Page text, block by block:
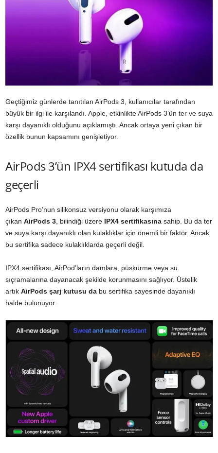
Geçtiğimiz günlerde tanıtılan AirPods 3, kullanıcılar tarafından
büyük bir ilgi ile karşılandı. Apple, etkinlikte AirPods 3’ün ter ve suya
karşı dayanıklı olduğunu açıklamıştı. Ancak ortaya yeni çıkan bir
özellik bunun kapsamını genişletiyor.
AirPods 3’ün IPX4 sertifikası kutuda da
geçerli
AirPods Pro’nun silikonsuz versiyonu olarak karşımıza
çıkan AirPods 3 , bilindiği üzere IPX4 sertifikasına sahip. Bu da ter
ve suya karşı dayanıklı olan kulaklıklar için önemli bir faktör. Ancak
bu sertifika sadece kulaklıklarda geçerli değil.
IPX4 sertifikası, AirPod’ların damlara, püskürme veya su
sıçramalarına dayanacak şekilde korunmasını sağlıyor. Üstelik
artık AirPods şarj kutusu da bu sertifika sayesinde dayanıklı
halde bulunuyor.